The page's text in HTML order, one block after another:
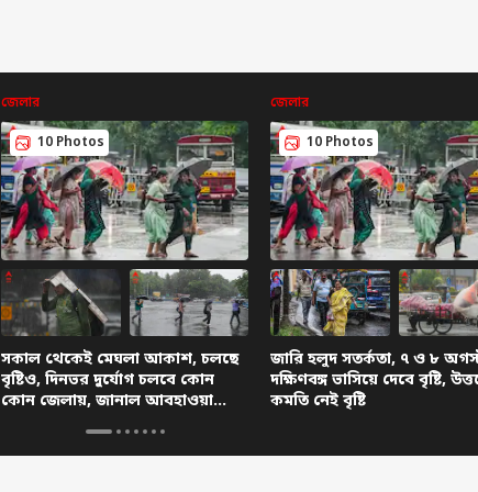
জেলার
10 Photos
সকাল থেকেই মেঘলা আকাশ, চলছে
বৃষ্টিও, দিনভর দুর্যোগ চলবে কোন
কোন জেলায়, জানাল আবহাওয়া
জেলার
10 Photos
জারি হলুদ সতর্কতা, ৭ ও ৮
দক্ষিণবঙ্গ ভাসিয়ে দেবে বৃষ্টি,
কমতি নেই বৃষ্টি